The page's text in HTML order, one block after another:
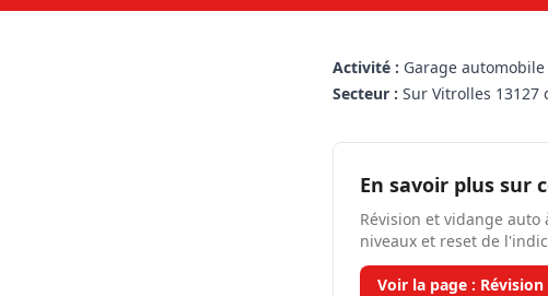
Activité : Garage
Secteur : Sur Vitrolles 13127
En savoir plus sur
Révision et vidange
niveaux et reset de
Voir la page :